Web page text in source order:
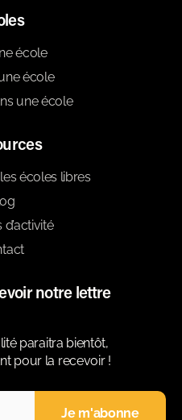
école
école
une école
écoles libres
notre lettre
paraitra bientôt,
pour la recevoir !